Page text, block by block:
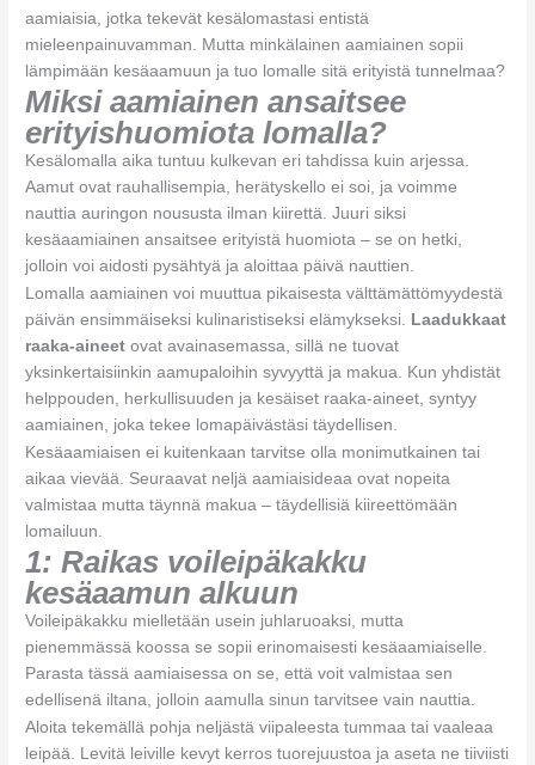
aamiaisia, jotka tekevät kesälomastasi entistä
mieleenpainuvamman. Mutta minkälainen aamiainen sopii
lämpimään kesäaamuun ja tuo lomalle sitä erityistä tunnelmaa?
Miksi aamiainen ansaitsee
erityishuomiota lomalla?
Kesälomalla aika tuntuu kulkevan eri tahdissa kuin arjessa.
Aamut ovat rauhallisempia, herätyskello ei soi, ja voimme
nauttia auringon noususta ilman kiirettä. Juuri siksi
kesäaamiainen ansaitsee erityistä huomiota – se on hetki,
jolloin voi aidosti pysähtyä ja aloittaa päivä nauttien.
Lomalla aamiainen voi muuttua pikaisesta välttämättömyydestä
päivän ensimmäiseksi kulinaristiseksi elämykseksi. Laadukkaat
raaka-aineet ovat avainasemassa, sillä ne tuovat
yksinkertaisiinkin aamupaloihin syvyyttä ja makua. Kun yhdistät
helppouden, herkullisuuden ja kesäiset raaka-aineet, syntyy
aamiainen, joka tekee lomapäivästäsi täydellisen.
Kesäaamiaisen ei kuitenkaan tarvitse olla monimutkainen tai
aikaa vievää. Seuraavat neljä aamiaisideaa ovat nopeita
valmistaa mutta täynnä makua – täydellisiä kiireettömään
lomailuun.
1: Raikas voileipäkakku
kesäaamun alkuun
Voileipäkakku mielletään usein juhlaruoaksi, mutta
pienemmässä koossa se sopii erinomaisesti kesäaamiaiselle.
Parasta tässä aamiaisessa on se, että voit valmistaa sen
edellisenä iltana, jolloin aamulla sinun tarvitsee vain nauttia.
Aloita tekemällä pohja neljästä viipaleesta tummaa tai vaaleaa
leipää. Levitä leiville kevyt kerros tuorejuustoa ja aseta ne tiiviisti